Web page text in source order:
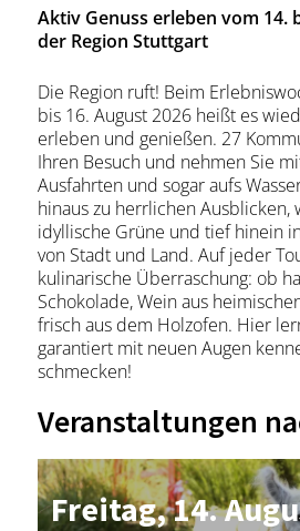
Aktiv Genuss erleben vom 14.
der Region Stuttgart
Die Region ruft! Beim
bis 16. August 2026 heißt es
erleben und genießen. 27
Ihren Besuch und nehmen Sie
Ausfahrten und sogar aufs
hinaus zu herrlichen Ausblicken,
idyllische Grüne und tief hinein
von Stadt und Land. Auf jeder
kulinarische Überraschung: ob
Schokolade, Wein aus
frisch aus dem Holzofen. Hier
garantiert mit neuen Augen
schmecken!
Veranstaltungen
Frei­tag, 14.